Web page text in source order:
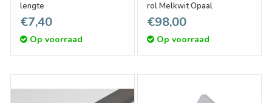
lengte
€7,40
Op voorraad
rol Melkwit Opaal
€98,00
Op voorraad